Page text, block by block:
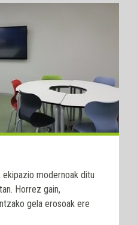
ekipazio modernoak ditu
Horrez gain,
gela erosoak ere